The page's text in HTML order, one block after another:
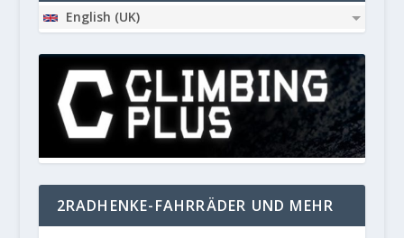
English (UK)
2RADHENKE-FAHRRÄDER UND MEHR